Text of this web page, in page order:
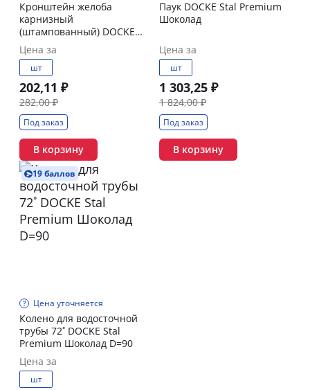
Кронштейн желоба
карнизный
(штампованный) DOCKE
Stal Premium Шоколад
D=125
Цена за
шт
202,11 ₽
282,00 ₽
Под заказ
В корзину
Паук DOCKE Stal Premium
Шоколад
Цена за
шт
1 303,25 ₽
1 824,00 ₽
Под заказ
В корзину
19 баллов
Цена уточняется
Колено для водосточной
трубы 72˚ DOCKE Stal
Premium Шоколад D=90
Цена за
шт